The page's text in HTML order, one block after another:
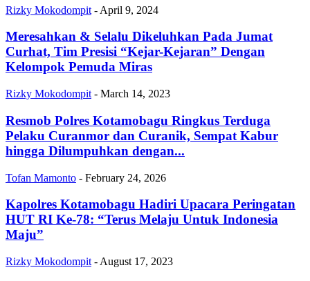
Rizky Mokodompit - April 9, 2024
Meresahkan & Selalu Dikeluhkan Pada Jumat
Curhat, Tim Presisi “Kejar-Kejaran” Dengan
Kelompok Pemuda Miras
Rizky Mokodompit - March 14, 2023
Resmob Polres Kotamobagu Ringkus Terduga
Pelaku Curanmor dan Curanik, Sempat Kabur
hingga Dilumpuhkan dengan...
Tofan Mamonto - February 24, 2026
Kapolres Kotamobagu Hadiri Upacara Peringatan
HUT RI Ke-78: “Terus Melaju Untuk Indonesia
Maju”
Rizky Mokodompit - August 17, 2023